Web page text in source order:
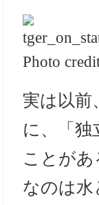
Photo
実は以前
に、「
ことが
なのは水